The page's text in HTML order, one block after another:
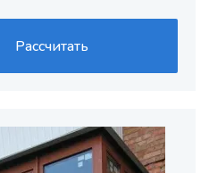
Рассчитать